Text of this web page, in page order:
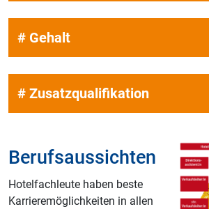
# Gehalt
# Zusatzqualifikation
Berufsaussichten
Hotelfachleute haben beste
Karrieremöglichkeiten in allen